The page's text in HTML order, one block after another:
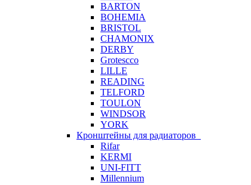
BARTON
BOHEMIA
BRISTOL
CHAMONIX
DERBY
Grotescco
LILLE
READING
TELFORD
TOULON
WINDSOR
YORK
Кронштейны для радиаторов
Rifar
KERMI
UNI-FITT
Millennium